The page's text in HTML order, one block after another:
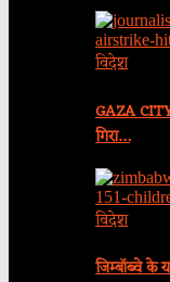
विदेश
GAZA
गिरा…
विदेश
जिम्बॉब्वे के